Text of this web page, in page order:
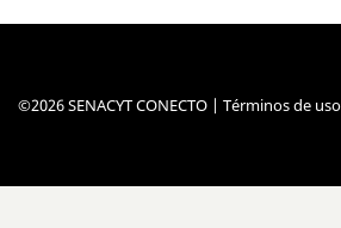
©2026 SENACYT CONECTO | Términos de uso